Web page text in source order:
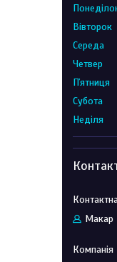
Вівторок
Середа
Четвер
Пʼятниця
Субота
Неділя
Макар